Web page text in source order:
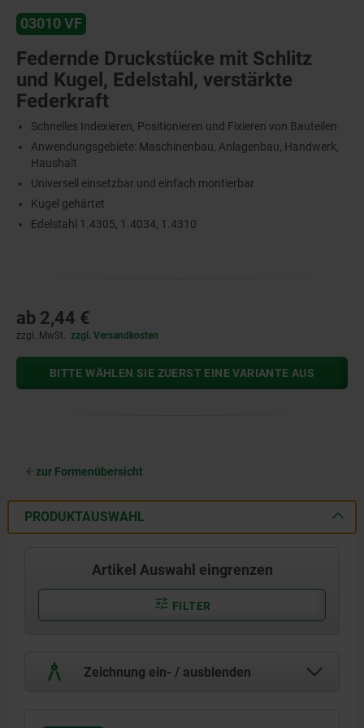
03010 VF
Federnde Druckstücke mit Schlitz
und Kugel, Edelstahl, verstärkte
Federkraft
Schnelles Indexieren, Positionieren und Fixieren von Bauteilen
Anwendungsgebiete: Maschinenbau, Anlagenbau, Handwerk,
Haushalt
Universell einsetzbar und einfach montierbar
Kugel gehärtet
Edelstahl 1.4305, 1.4034, 1.4310
ab 2,44 €
zzgl. MwSt. zzgl. Versandkosten
BITTE WÄHLEN SIE ZUERST EINE VARIANTE AUS
zur Formenübersicht
PRODUKTAUSWAHL
Artikel Auswahl eingrenzen
FILTER
Zeichnung ein- / ausblenden